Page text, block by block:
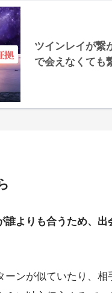
ツインレイが繋
で会えなくても
誰よりも合うため、出
ンが似ていたり、